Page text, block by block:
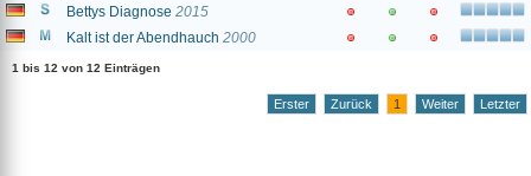
Bettys Diagnose 2015
Kalt ist der Abendhauch 2000
1 bis 12 von 12 Einträgen
Erster Zurück 1 Weiter Letzter